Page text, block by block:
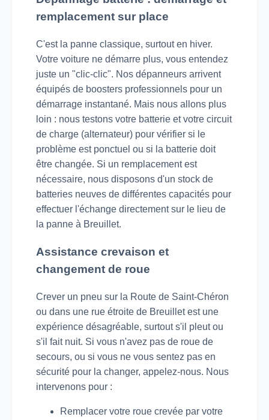
remplacement sur place
C'est la panne classique, surtout en hiver.
Votre voiture ne démarre plus, vous entendez
juste un "clic-clic". Nos dépanneurs arrivent
équipés de boosters professionnels pour un
démarrage instantané. Mais nous allons plus
loin : nous testons votre batterie et votre circuit
de charge (alternateur) pour vérifier si le
problème est ponctuel ou si la batterie doit
être changée. Si un remplacement est
nécessaire, nous disposons d'un stock de
batteries neuves de différentes capacités pour
effectuer l'échange directement sur le lieu de
la panne à Breuillet.
Assistance crevaison et
changement de roue
Crever un pneu sur la Route de Saint-Chéron
ou dans une rue étroite de Breuillet est une
expérience désagréable, surtout s'il pleut ou
s'il fait nuit. Si vous n'avez pas de roue de
secours, ou si vous ne vous sentez pas en
sécurité pour la changer, appelez-nous. Nous
intervenons pour :
Remplacer votre roue crevée par votre